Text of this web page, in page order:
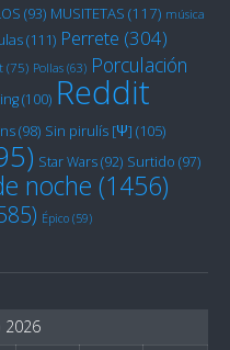
(93) MUSITETAS (117) música
(111) Perrete (304)
(75) Pollas (63) Porculación
(100) Reddit
(98) Sin pirulís [Ψ] (105)
Star Wars(92) Surtido (97)
noche (1456)
Épico (59)
2026